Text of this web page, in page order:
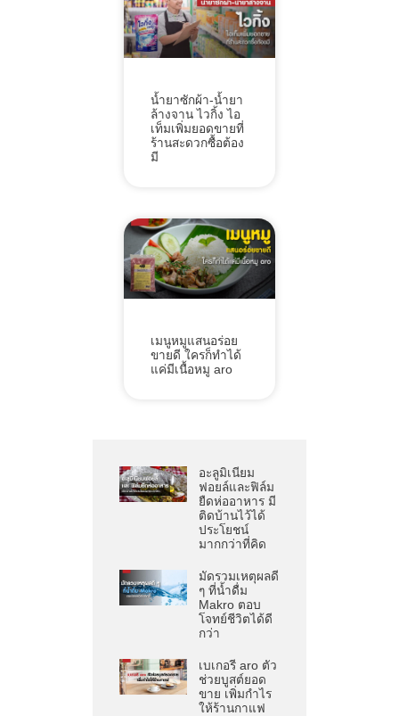
น้ำยาซักผ้า-น้ำยา
ล้างจาน ไวกิ้ง ไอ
เท็มเพิ่มยอดขายที่
ร้านสะดวกซื้อต้อง
มี
เมนูหมูแสนอร่อย
ขายดี ใครก็ทำได้
แค่มีเนื้อหมู aro
อะลูมิเนียม
ฟอยล์และฟิล์ม
ยืดห่ออาหาร มี
ติดบ้านไว้ได้
ประโยชน์
มากกว่าที่คิด
มัดรวมเหตุผลดี
ๆ ที่น้ำดื่ม
Makro ตอบ
โจทย์ชีวิตได้ดี
กว่า
เบเกอรี aro ตัว
ช่วยบูสต์ยอด
ขาย เพิ่มกำไร
ให้ร้านกาแฟ